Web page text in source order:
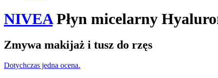
NIVEAPłyn micelarny
Zmywa makijaż i tusz do rzęs
Dotychczas jedna ocena.